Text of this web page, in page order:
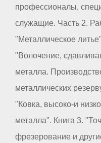
профессионалы,
служащие. Часть 2.
"Металлическое
"Волочение,
металла.
металлических
"Ковка, высоко-и
металла". Книга 3.
фрезерование и